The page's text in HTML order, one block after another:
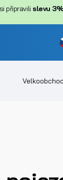
připravili slevu
Velkoobchod